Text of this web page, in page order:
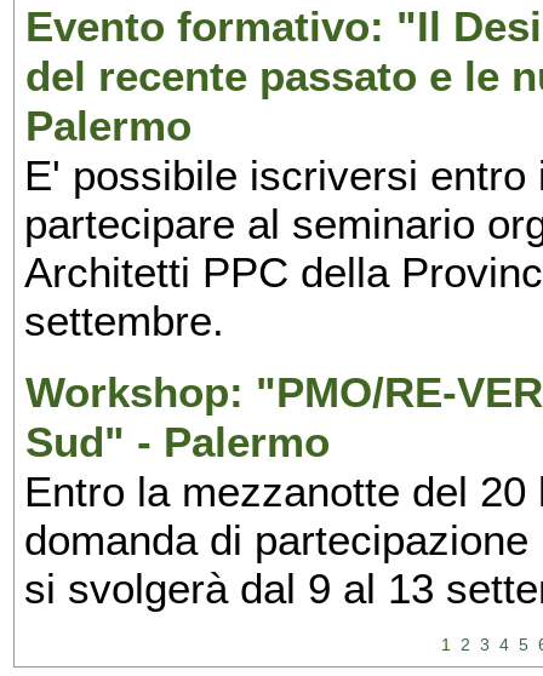
Evento formativo: "Il
del recente passato e le
Palermo
E' possibile iscriversi
partecipare al seminario
Architetti PPC della
settembre.
Workshop: "PMO/RE-
Sud" - Palermo
Entro la mezzanotte del
domanda di
si svolgerà dal 9 al 13
1 2 3 4 5